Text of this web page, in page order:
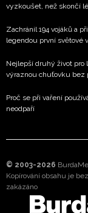
vyzkoušet, než skončí
Zachránil 194 vojáků a
legendou první světové
Nejlepší druhý život pro
výraznou chuťovku bez
Proč se při vaření
neodpaří
© 2003-2026
Kopírování obsahu je
zakázáno